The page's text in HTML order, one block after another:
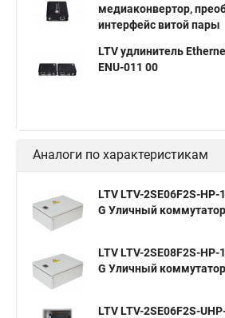
медиаконвертор,
интерфейс витой пары
LTV удлинитель
ENU-011 00
Аналоги по характеристикам
LTV LTV-2SE06F2S-HP-
G Уличный коммутатор
LTV LTV-2SE08F2S-HP-
G Уличный коммутатор
LTV LTV-2SE06F2S-